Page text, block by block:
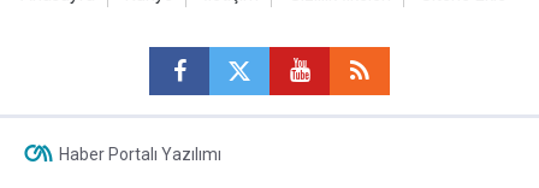
Haber Portalı Yazılımı